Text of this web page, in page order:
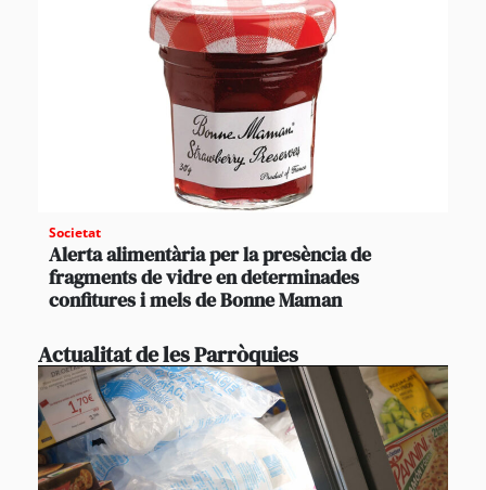
Societat
Alerta alimentària per la presència de
fragments de vidre en determinades
confitures i mels de Bonne Maman
Actualitat de les Parròquies